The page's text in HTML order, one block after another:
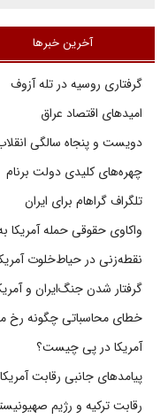
آخرین خبرها
گرفتاری روسیه در تله آزوف
امیدهای اقتصاد عراق
دویست و پنجاه سالگی انقلاب
چهره‌های کلیدی دولت برنام
تلگراف گراهام برای ایران
واکاوی حقوقی حمله آمریکا
نقطه‌زنی در حیاط‌خلوت
گرفتار شدن جنگ‌ایران و
خطای محاسباتی چگونه رخ
آمریکا در پی چیست؟
پیامدهای جانبی رقابت
رقابت ترکیه و رژیم